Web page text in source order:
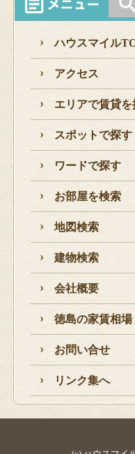
ハウスマイル
アクセス
エリアで賃貸を
スポットで探す
ワードで探す
お部屋を検索
地図検索
建物検索
会社概要
徳島の家賃相場
お問い合せ
リンク集へ